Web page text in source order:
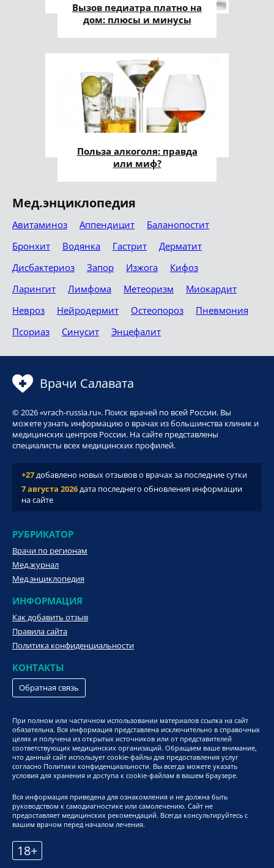
Вызов педиатра платно на
дом: плюсы и минусы
Польза алкоголя: правда
или миф?
Мед.энциклопедия
Авитаминоз Аппендицит
Баланопостит
Бронхит
Водянка Гастрит
Дерматит
Дисбактериоз
Запор Изжога
Кифоз
Ларингит
Лимфома Метеоризм
Миокардит
Невроз
Нейродермит Остеопороз
Пневмония
Псориаз
Синусит Энцефалит
Врачи Салавата
© 2026 «vrach-russia.ru». Поиск врачей по всей России. Вы
можете узнать информацию о врачах из большинства клиник и
медицинских центров России. На сайте представлены
специалисты всех медицинских профилей.
+27добавлено новых отзывов о врачах за последние сутки
7 августа 2026дата последнего обновления информации
на сайте
РУБРИКАТОР
Врачи по регионам
Мед.журнал
Мед.энциклопедия
ИНФОРМАЦИЯ
Как добавить отзыв
Правила сайта
Политика конфиденциальности
КОНТАКТЫ
Обратная связь
При полном или частичном использовании материалов ссылка на сайт
обязательна. Вся информация представлена исключительно в справочных
целях и получена из открытых источников или от представителей
соответствующих медицинских организаций. Обращаем ваше внимание,
что данный сайт использует cookie-файлы для предоставления услуг
согласно Политики конфиденциальности. Вы всегда можете указать
условия для хранения и доступа к cookie-файлам в вашем браузере.
Вся информация приведена для ознакомления и не должна быть
руководством к самодиагностике или самолечению. Сайт не
предоставляет медицинских рекомендаций. Всегда консультируйтесь с
вашим врачом перед началом лечения.
18+